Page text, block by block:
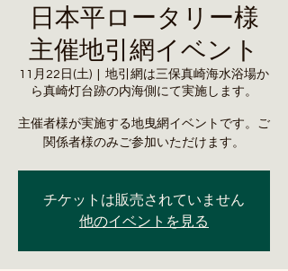
日本平ロータリー様
主催地引網イベント
11月22日(土)
地引網は三保真崎海水浴場か
ら真崎灯台跡の内海側にて実施します。
主催者様が実施する地曳網イベントです。ご
関係者様のみご参加いただけます。
チケットは販売されていません
他のイベントを見る